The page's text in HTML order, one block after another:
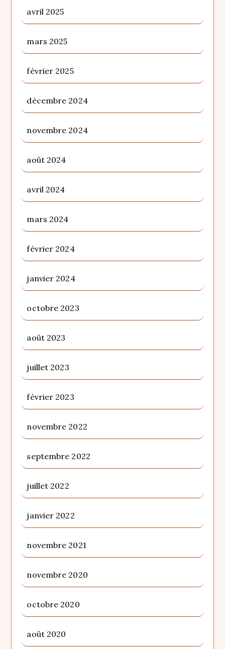
avril 2025
mars 2025
février 2025
décembre 2024
novembre 2024
août 2024
avril 2024
mars 2024
février 2024
janvier 2024
octobre 2023
août 2023
juillet 2023
février 2023
novembre 2022
septembre 2022
juillet 2022
janvier 2022
novembre 2021
novembre 2020
octobre 2020
août 2020